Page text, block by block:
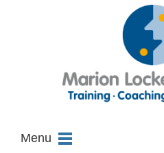
Hauptmenü
Zum
Zum
Menu